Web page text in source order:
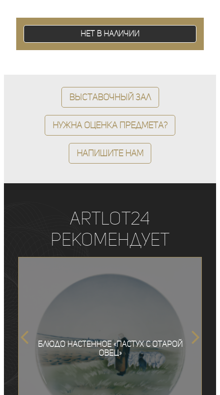
Нет в наличии
Выставочный зал
Нужна оценка предмета?
Напишите нам
ArtLot24
рекомендует
Блюдо настенное «Пастух с отарой
овец»